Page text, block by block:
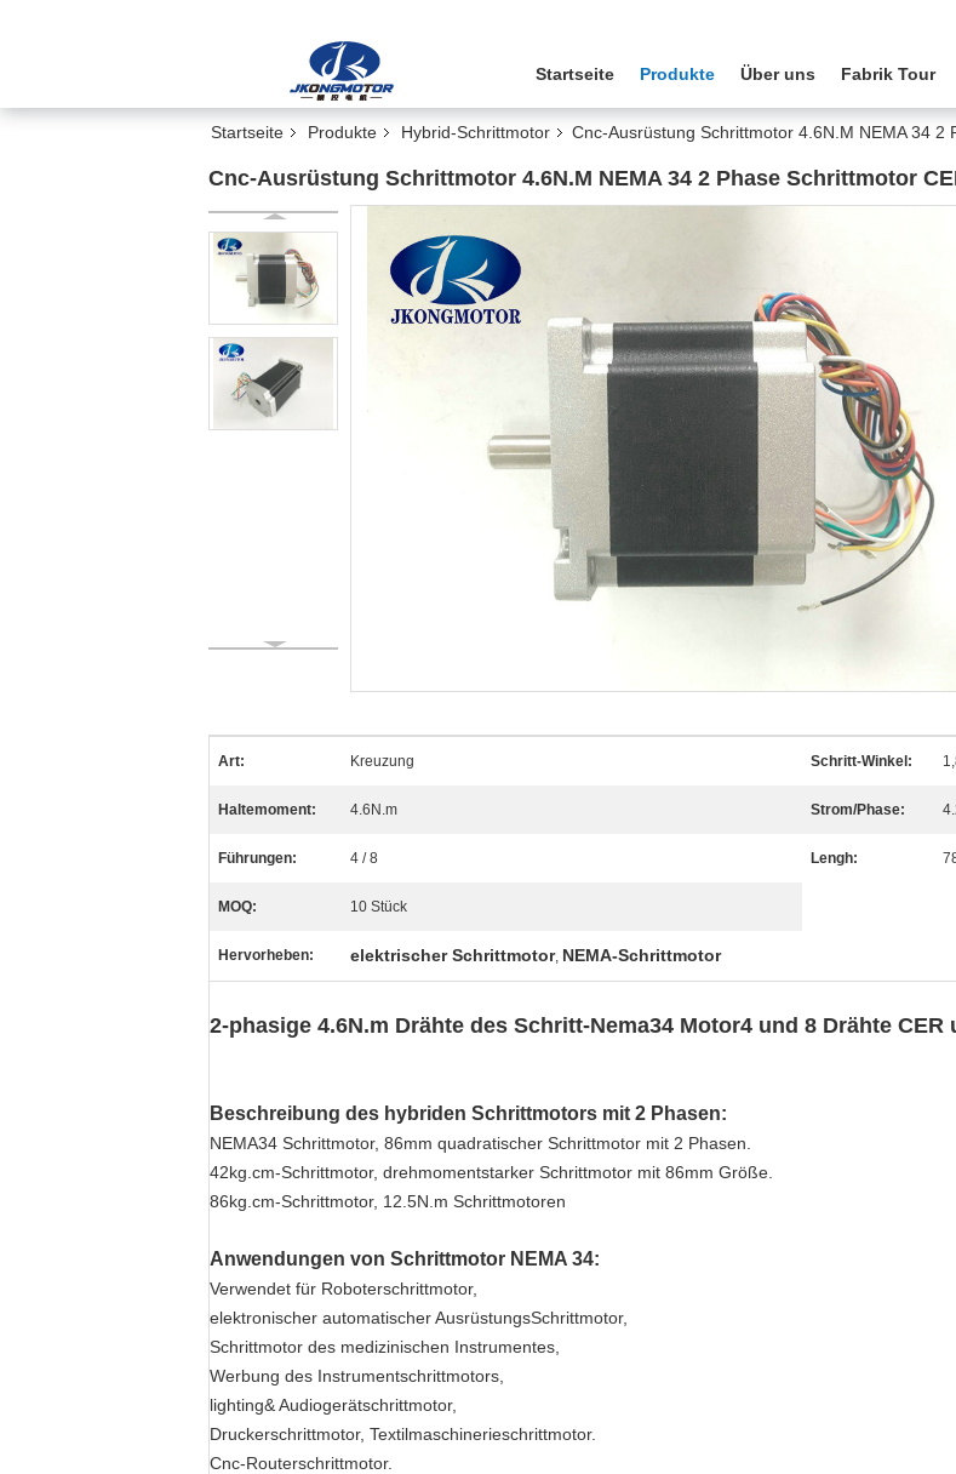
Startseite Produkte Über uns Fabrik Tour
Startseite Produkte Hybrid-Schrittmotor Cnc-Ausrüstung Schrittmotor 4.6N.M NEMA 34
Cnc-Ausrüstung Schrittmotor 4.6N.M NEMA 34 2 Phase Schrittmotor
Art: Kreuzung Schritt-Winkel:
Haltemoment: 4.6N.m Strom/Phase:
Führungen: 4 / 8 Lengh:
MOQ: 10 Stück
Hervorheben: elektrischer Schrittmotor, NEMA-Schrittmotor
2-phasige 4.6N.m Drähte des Schritt-Nema34 Motor4 und 8 Drähte
Beschreibung des hybriden Schrittmotors mit 2 Phasen:
NEMA34 Schrittmotor, 86mm quadratischer Schrittmotor mit 2 Phasen.
42kg.cm-Schrittmotor, drehmomentstarker Schrittmotor mit 86mm Größe.
86kg.cm-Schrittmotor, 12.5N.m Schrittmotoren
Anwendungen von Schrittmotor NEMA 34:
Verwendet für Roboterschrittmotor,
elektronischer automatischer AusrüstungsSchrittmotor,
Schrittmotor des medizinischen Instrumentes,
Werbung des Instrumentschrittmotors,
lighting& Audiogerätschrittmotor,
Druckerschrittmotor, Textilmaschinerieschrittmotor.
Cnc-Routerschrittmotor.